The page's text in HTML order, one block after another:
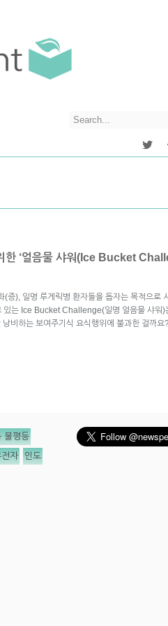
한 ‘얼음물 샤워(Ice Bucket
증), 일명 루게릭병 환자들을 돕자는 목적으로
있는 Ice Bucket Challenge(일명 얼음물 샤워)
낭비하는 보여주기식 요식행위에 불과한 걸까
불평등
자 인도